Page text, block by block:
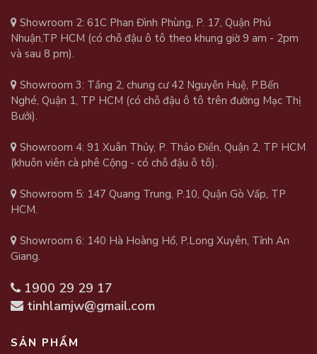
Showroom 2: 61C Phan Đình Phùng, P. 17, Quận Phú
Nhuận,TP HCM (có chỗ đậu ô tô theo khung giờ 9 am - 2pm
và sau 8 pm).
Showroom 3: Tầng 2, chung cư 42 Nguyễn Huệ, P.Bến
Nghé, Quận 1, TP HCM (có chỗ đậu ô tô trên đường Mạc Thị
Bưởi).
Showroom 4: 91 Xuân Thủy, P. Thảo Điền, Quận 2, TP HCM
(khuôn viên cà phê Cộng - có chỗ đậu ô tô).
Showroom 5: 147 Quang Trung, P.10, Quận Gò Vấp, TP
HCM.
Showroom 6: 140 Hà Hoàng Hổ, P.Long Xuyên, Tỉnh An
Giang.
1900 29 29 17
tinhlamjw@gmail.com
SẢN PHẨM